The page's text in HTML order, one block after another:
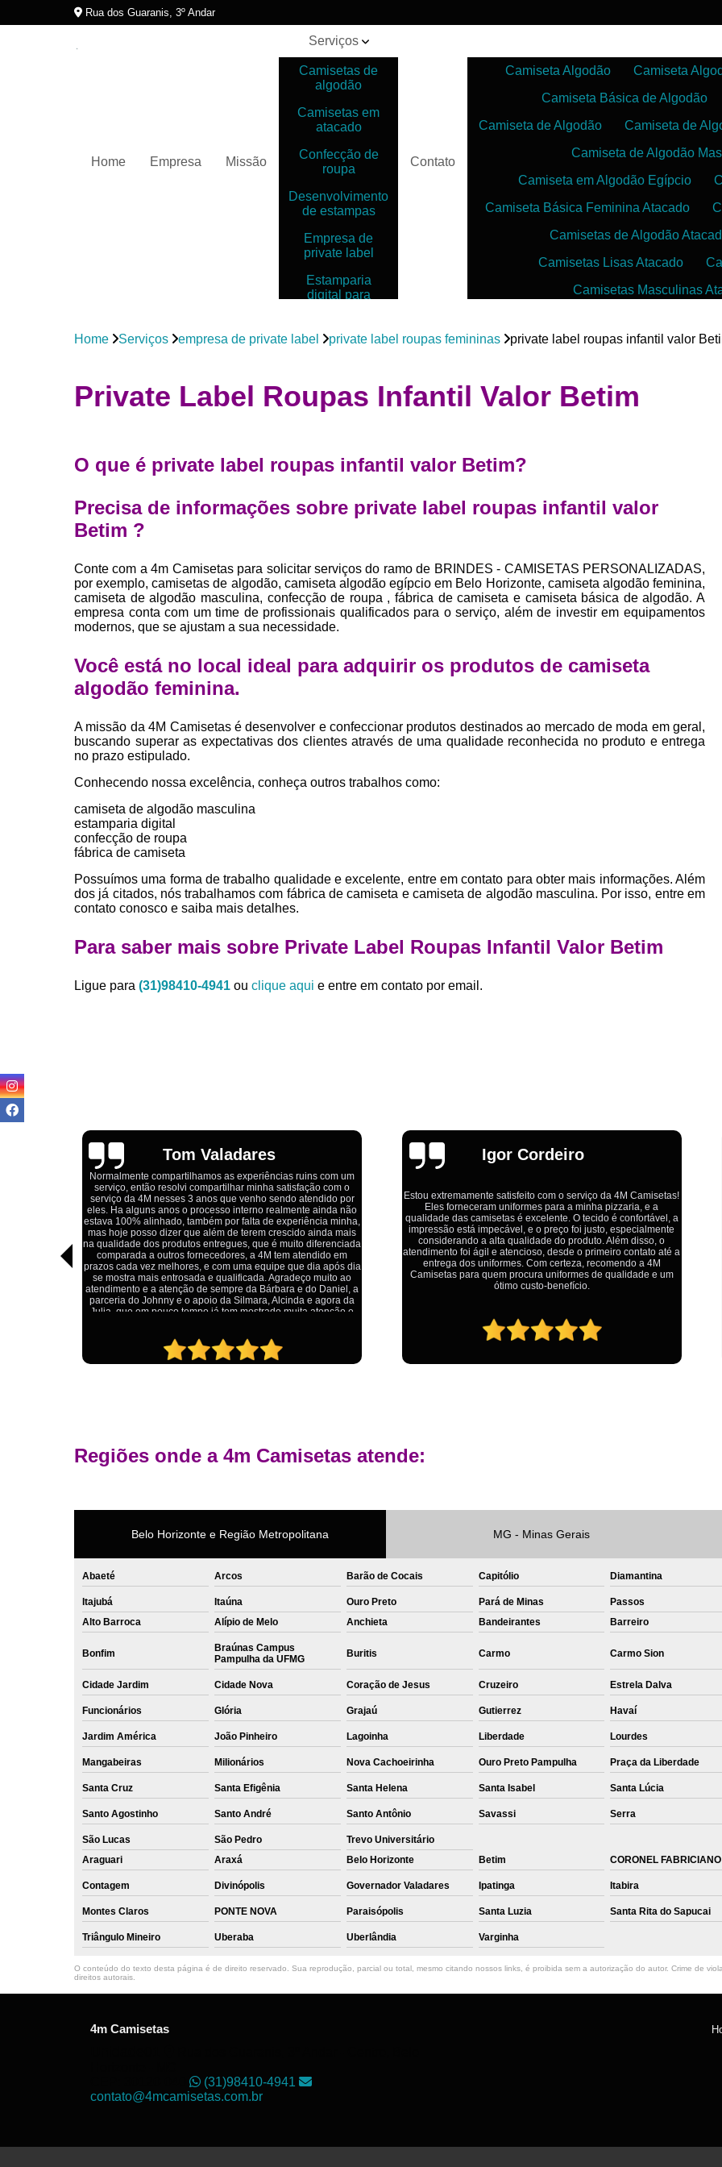
Rua dos Guaranis, 3º Andar
Home Empresa Missão
Serviços
Camisetas de
algodão
Camisetas em
atacado
Confecção de
roupa
Desenvolvimento
de estampas
Empresa de
private label
Estamparia
digital para
Estamparias
camiseta
para roupas
Sublimação
Contato
Camiseta Algodão Camiseta
Camiseta Básica de Algodão
Camiseta de Algodão
Camiseta de
Camiseta de Algodão
Camiseta em Algodão Egípcio
Camiseta Básica Feminina Atacado
Camisetas de Algodão
Camisetas Lisas Atacado
Camisetas Masculinas
Camisetas para Sublimação
Confecção de Roupas
Desenvolvimento de Coleção de
Desenvolvimento de Estampa Exclusiva
Desenvolvimento
Desenvolvimento de
Desenvolvimento de
Desenvolvimento
Desenvolvimento de Estampas
Desenvolvimento Estampa de
Empresa Private Label
Private
Estamparia Digital de Camiseta
Estamparia Digital para Camisetas de
Fábrica Camiseta
Fábrica Camisetas Algodão
Fábrica Camisetas
Fabrica Camisetas
Fabrica de Camisetas Lisas
Atacado de Roupas para Revender de
Fábrica
Fábrica Roupas Infantil
Roupas de Fábrica Atacado
Private Label Camisetas
Private Label de Camisetas
Private Label Têxtil
Sublimação
Sublimação de Camisetas
Sublimação de Estampa em
Sublimação em Camisetas de
Sublimação em Tecido
Sublimação para Camisetas
Home Serviços empresa de private label private label roupas femininas private label roupas infantil valor
Private Label Roupas Infantil Valor Betim
O que é private label roupas infantil valor Betim?
Precisa de informações sobre private label roupas infantil valor
Betim ?
Conte com a 4m Camisetas para solicitar serviços do ramo de BRINDES - CAMISETAS PERSONALIZADAS,
por exemplo, camisetas de algodão, camiseta algodão egípcio em Belo Horizonte, camiseta algodão feminina,
camiseta de algodão masculina, confecção de roupa , fábrica de camiseta e camiseta básica de algodão. A
empresa conta com um time de profissionais qualificados para o serviço, além de investir em equipamentos
modernos, que se ajustam a sua necessidade.
Você está no local ideal para adquirir os produtos de camiseta
algodão feminina.
A missão da 4M Camisetas é desenvolver e confeccionar produtos destinados ao mercado de moda em geral,
buscando superar as expectativas dos clientes através de uma qualidade reconhecida no produto e entrega
no prazo estipulado.
Conhecendo nossa excelência, conheça outros trabalhos como:
camiseta de algodão masculina
estamparia digital
confecção de roupa
fábrica de camiseta
Possuímos uma forma de trabalho qualidade e excelente, entre em contato para obter mais informações. Além
dos já citados, nós trabalhamos com fábrica de camiseta e camiseta de algodão masculina. Por isso, entre em
contato conosco e saiba mais detalhes.
Para saber mais sobre Private Label Roupas Infantil Valor Betim
Ligue para (31)98410-4941 ou clique aqui e entre em contato por email.
Igor Cordeiro
Estou extremamente satisfeito com o serviço da 4M Camisetas!
Eles forneceram uniformes para a minha pizzaria, e a
qualidade das camisetas é excelente. O tecido é confortável, a
impressão está impecável, e o preço foi justo, especialmente
considerando a alta qualidade do produto. Além disso, o
atendimento foi ágil e atencioso, desde o primeiro contato até a
entrega dos uniformes. Com certeza, recomendo a 4M
Camisetas para quem procura uniformes de qualidade e um
ótimo custo-benefício.
Emília
Ótimo atendimento,todos muito educados, prestativos e que
colocam o cliente em primeiro lugar. Qualquer lugar tem
problemas,isso é fato, mas aqui na 4M tudo é resolvido com
calma e de forma que todos saem ganhando no final.
Regiões onde a 4m Camisetas atende:
Belo Horizonte e Região Metropolitana MG - Minas Gerais
Abaeté Arcos Barão de Cocais Capitólio Diamantina
Itajubá Itaúna Ouro Preto Pará de Minas Passos
Alto Barroca
Alípio de Melo Anchieta Bandeirantes Barreiro
Bonfim
Braúnas Campus
Pampulha da UFMG
Buritis Carmo Carmo Sion
Cidade Jardim Cidade Nova Coração de Jesus Cruzeiro Estrela Dalva
Funcionários Glória Grajaú Gutierrez Havaí
Jardim América João Pinheiro Lagoinha Liberdade Lourdes
Mangabeiras Milionários Nova Cachoeirinha Ouro Preto Pampulha Praça da Liberdade
Santa Cruz Santa Efigênia Santa Helena Santa Isabel Santa Lúcia
Santo Agostinho Santo André Santo Antônio Savassi Serra
São Lucas São Pedro
Trevo Universitário
Araguari
Araxá Belo Horizonte Betim CORONEL FABRICIANO
Contagem Divinópolis Governador Valadares Ipatinga Itabira
Montes Claros PONTE NOVA Paraisópolis Santa Luzia Santa Rita do Sapucai
Triângulo Mineiro Uberaba Uberlândia Varginha
O conteúdo do texto desta página é de direito reservado. Sua reprodução, parcial ou total, mesmo citando nossos links, é proibida sem a autorização do autor. Crime de
direitos autorais
4m Camisetas
(31)98410-4941
contato@4mcamisetas.com.br